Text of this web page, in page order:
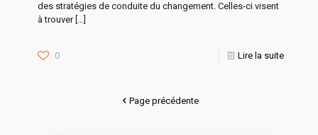
des stratégies de conduite du changement. Celles-ci visent
à trouver[…]
0 Lire la suite
Page précédente